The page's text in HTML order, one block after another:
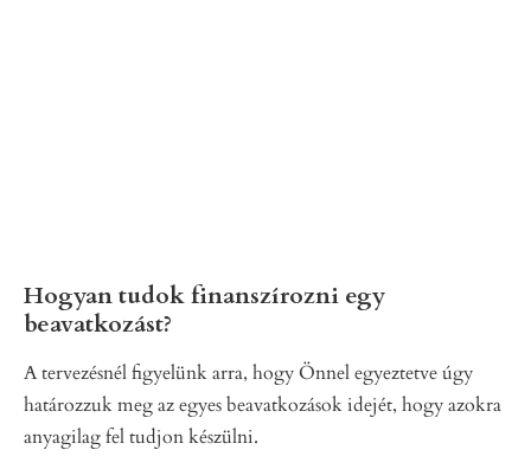
Hogyan tudok finanszírozni egy
beavatkozást?
A tervezésnél figyelünk arra, hogy Önnel egyeztetve úgy
határozzuk meg az egyes beavatkozások idejét, hogy azokra
anyagilag fel tudjon készülni.